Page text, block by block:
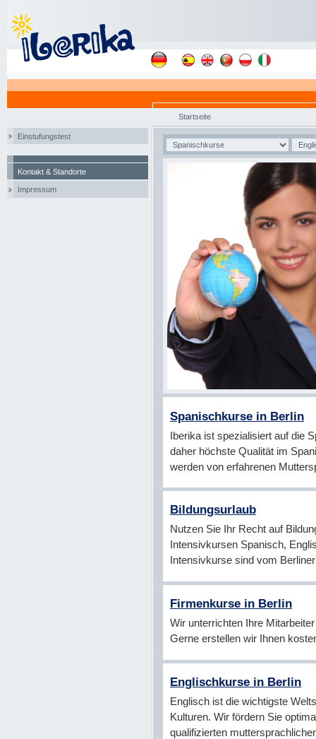
Einstufungstest
Kontakt & Standorte
Impressum
Startseite
Spanischkurse in Berlin
­­Iberika ist spezialisiert auf die
daher höchste Qualität im
werden von erfahrenen
Bildungsurlaub
Nutzen Sie Ihr Recht auf
Intensivkursen Spanisch,
Intensivkurse sind vom
Firmenkurse in Berlin
Wir unterrichten Ihre
Gerne erstellen wir Ihnen
Englischkurse in Berlin
Englisch ist die wichtigste
Kulturen. Wir fördern Sie
qualifizierten